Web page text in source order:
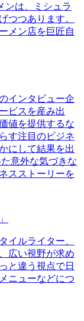
ンは、ミシュラ
つつあります。
メン店を巨匠自
インタビュー企
ビスを産み出
値を提供するな
す注目のビジネ
にして結果を出
意外な気づきな
スストーリーを
イルライター、
広い視野が求め
と違う視点で日
ニューなどにつ